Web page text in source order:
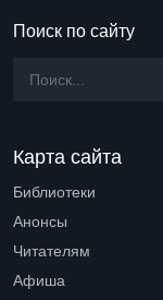
Поиск по сайту
Карта сайта
Библиотеки
Анонсы
Читателям
Афиша